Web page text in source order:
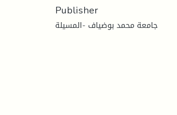
Publisher
جامعة محمد بوضياف -المسيلة